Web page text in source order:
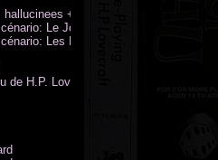
+ kit d'expedition
Le Jour de la Bête
Les Masques de Nyarlathotep
de H.P. Lovecraft